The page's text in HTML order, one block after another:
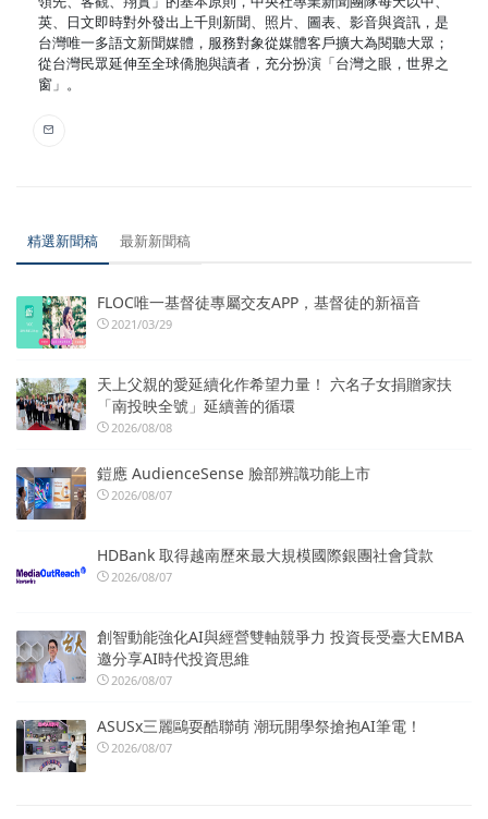
英、日文即時對外發出上千則新聞、照片、圖表、影音與資訊，是
台灣唯一多語文新聞媒體，服務對象從媒體客戶擴大為閱聽大眾；
從台灣民眾延伸至全球僑胞與讀者，充分扮演「台灣之眼，世界之
窗」。
精選新聞稿 最新新聞稿
FLOC唯一基督徒專屬交友APP，基督徒的新福音
2021/03/29
天上父親的愛延續化作希望力量！ 六名子女捐贈家扶
「南投映全號」延續善的循環
2026/08/08
鎧應 AudienceSense 臉部辨識功能上市
2026/08/07
HDBank 取得越南歷來最大規模國際銀團社會貸款
2026/08/07
創智動能強化AI與經營雙軸競爭力 投資長受臺大EMBA
邀分享AI時代投資思維
2026/08/07
ASUSx三麗鷗耍酷聯萌 潮玩開學祭搶抱AI筆電！
2026/08/07